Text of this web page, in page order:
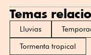
Temas
Lluvias
Tormenta tropical